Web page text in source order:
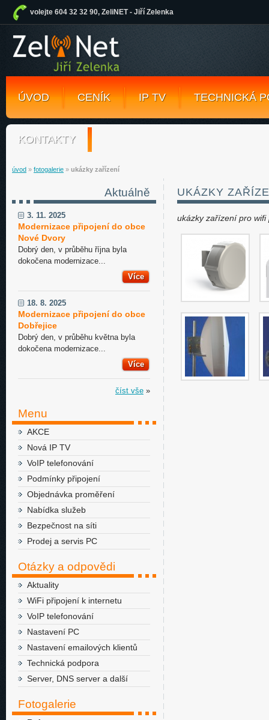
volejte 604 32 32 90, ZeliNET - Jiří Zelenka
ÚVOD CENÍK IP TV TECHNICKÁ
KONTAKTY
úvod » fotogalerie » ukázky zařízení
UKÁZKY
ukázky zařízení pro wifi
Aktuálně
3. 11. 2025
Modernizace připojení do obce
Nové Dvory
Dobrý den, v průběhu října byla
dokočena modernizace...
Více
18. 8. 2025
Modernizace připojení do obce
Dobřejice
Dobrý den, v průběhu května byla
dokočena modernizace...
Více
číst vše »
Menu
AKCE
Nová IP TV
VoIP telefonování
Podmínky připojení
Objednávka proměření
Nabídka služeb
Bezpečnost na síti
Prodej a servis PC
Otázky a odpovědi
Aktuality
WiFi připojení k internetu
VoIP telefonování
Nastavení PC
Nastavení emailových klientů
Technická podpora
Server, DNS server a další
Fotogalerie